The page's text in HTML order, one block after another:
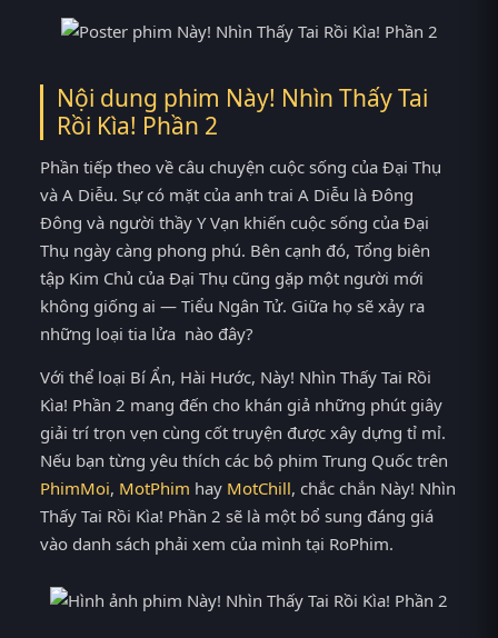
Nội dung phim Này! Nhìn Thấy Tai
Rồi Kìa! Phần 2
Phần tiếp theo về câu chuyện cuộc sống của Đại Thụ
và A Diễu. Sự có mặt của anh trai A Diễu là Đông
Đông và người thầy Y Vạn khiến cuộc sống của Đại
Thụ ngày càng phong phú. Bên cạnh đó, Tổng biên
tập Kim Chủ của Đại Thụ cũng gặp một người mới
không giống ai — Tiểu Ngân Tử. Giữa họ sẽ xảy ra
những loại tia lửa nào đây?
Với thể loại Bí Ẩn, Hài Hước, Này! Nhìn Thấy Tai Rồi
Kìa! Phần 2 mang đến cho khán giả những phút giây
giải trí trọn vẹn cùng cốt truyện được xây dựng tỉ mỉ.
Nếu bạn từng yêu thích các bộ phim Trung Quốc trên
PhimMoi, MotPhim hay MotChill, chắc chắn Này! Nhìn
Thấy Tai Rồi Kìa! Phần 2 sẽ là một bổ sung đáng giá
vào danh sách phải xem của mình tại RoPhim.